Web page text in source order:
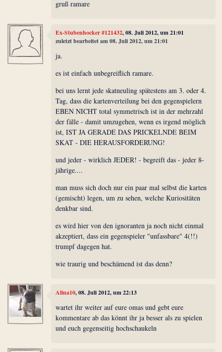
gruß ramare
Ex-Stubenhocker #121432, 08. Juli 2012, um 21:01
zuletzt bearbeitet am 08. Juli 2012, um 21:01
ja.
es ist einfach unbegreiflich ramare.
bei uns lernt jede skatneuling spätestens am 3. oder 4.
Tag, dass die kartenverteilung bei den gegenspielern
EBEN NICHT total symmetrisch ist in der mehrzahl
der fälle - damit umzugehen, wenn es irgend möglich
ist, IST JA GERADE DAS PRICKELNDE BEIM
SKAT - DIE HERAUSFORDERUNG!
und jeder - wirklich JEDER! - begreift das - jeder 8-
jährige....
man muss sich doch nur ein paar mal selbst die karten
(gemischt) legen, um zu sehen, welche Kuriositäten
denkbar sind.
es wird hier von den ignoranten ja noch nicht einmal
akzeptiert, dass ein gegenspieler "unfassbare" 4(!!)
trumpf dagegen hat.
wie traurig und beschämend ist das denn?
Alina10, 08. Juli 2012, um 22:13
wartet ihr weiter auf eure omas und gebt eure
kommentare ab das könnt ihr ja besser als zu spielen
und euch gegenseitig hochschaukeln